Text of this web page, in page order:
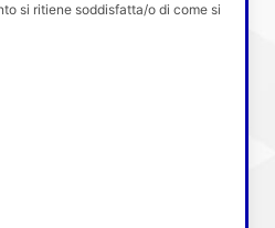
si ritiene soddisfatta/o di come si